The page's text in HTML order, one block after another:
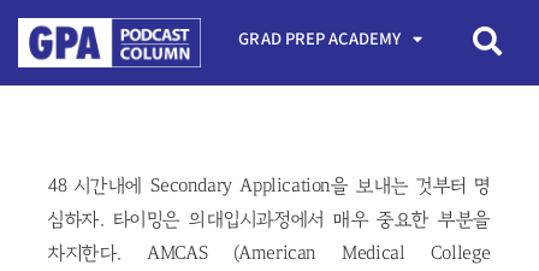
GRAD PREP ACADEMY
48 시간내에 Secondary Application을 보내는 것부터 명
심하자. 타이밍은 의대입시과정에서 매우 중요한 부분을
차지한다. AMCAS (American Medical College